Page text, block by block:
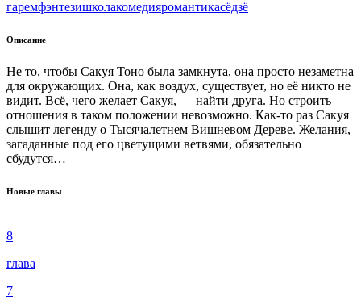
гаремфэнтезишколакомедияромантикасёдзё
Описание
Не то, чтобы Сакуя Тоно была замкнута, она просто незаметна
для окружающих. Она, как воздух, существует, но её никто не
видит. Всё, чего желает Сакуя, — найти друга. Но строить
отношения в таком положении невозможно. Как-то раз Сакуя
слышит легенду о Тысячалетнем Вишневом Дереве. Желания,
загаданные под его цветущими ветвями, обязательно
сбудутся…
Новые главы
8
глава
7